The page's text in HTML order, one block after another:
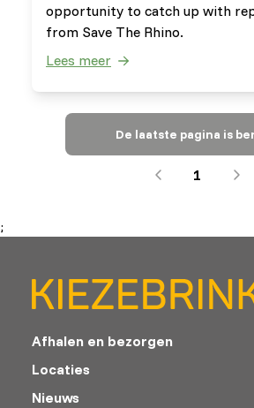
opportunity to catch up with
from Save The Rhino.
Lees meer
De laatste pagina is
1
;
Afhalen en bezorgen
Locaties
Nieuws